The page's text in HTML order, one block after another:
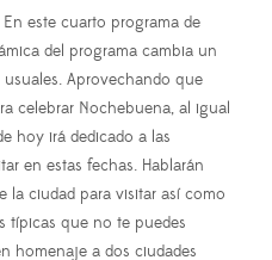
este cuarto programa de
del programa cambia un
Aprovechando que
celebrar Nochebuena, al igual
hoy irá dedicado a las
en estas fechas. Hablarán
la ciudad para visitar así como
típicas que no te puedes
homenaje a dos ciudades